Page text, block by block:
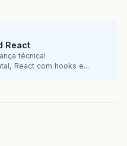
React
técnica!
React com hooks e...